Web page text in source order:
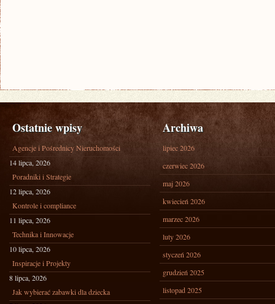
Ostatnie wpisy
Agencje i Pośrednicy Nieruchomości
14 lipca, 2026
Poradniki i Strategie
12 lipca, 2026
Kontrole i compliance
11 lipca, 2026
Technika i Innowacje
10 lipca, 2026
Inspiracje i Projekty
8 lipca, 2026
Jak wybierać zabawki dla dziecka
Archiwa
lipiec 2026
czerwiec 2026
maj 2026
kwiecień 2026
marzec 2026
luty 2026
styczeń 2026
grudzień 2025
listopad 2025